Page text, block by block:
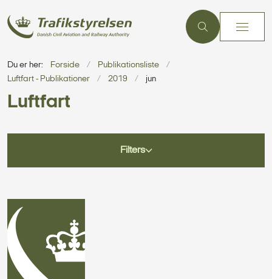
Du er her: Forside
Publikationsliste
Luftfart - Publikationer
2019 jun
Luftfart
Filters